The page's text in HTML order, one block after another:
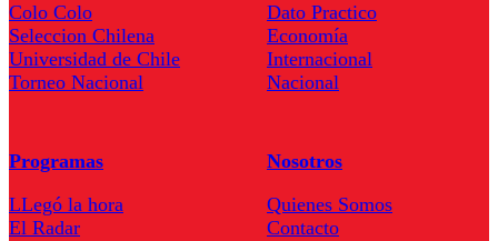
Colo Colo
Seleccion Chilena
Universidad de Chile
Torneo Nacional
Dato Practico
Economía
Internacional
Nacional
Programas
LLegó la hora
El Radar
Nosotros
Quienes Somos
Contacto